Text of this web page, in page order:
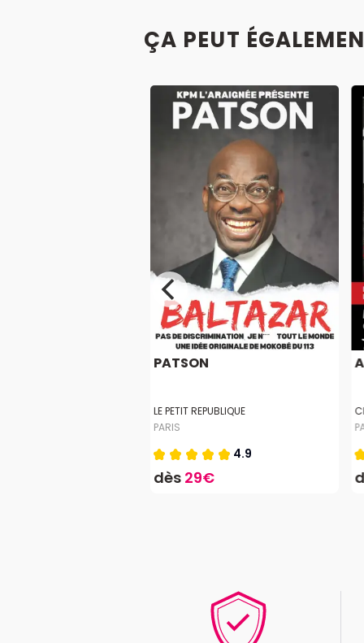
ÇA PEUT
PATSON
LE PETIT REPUBLIQUE
PARIS
4.9
dès 29€